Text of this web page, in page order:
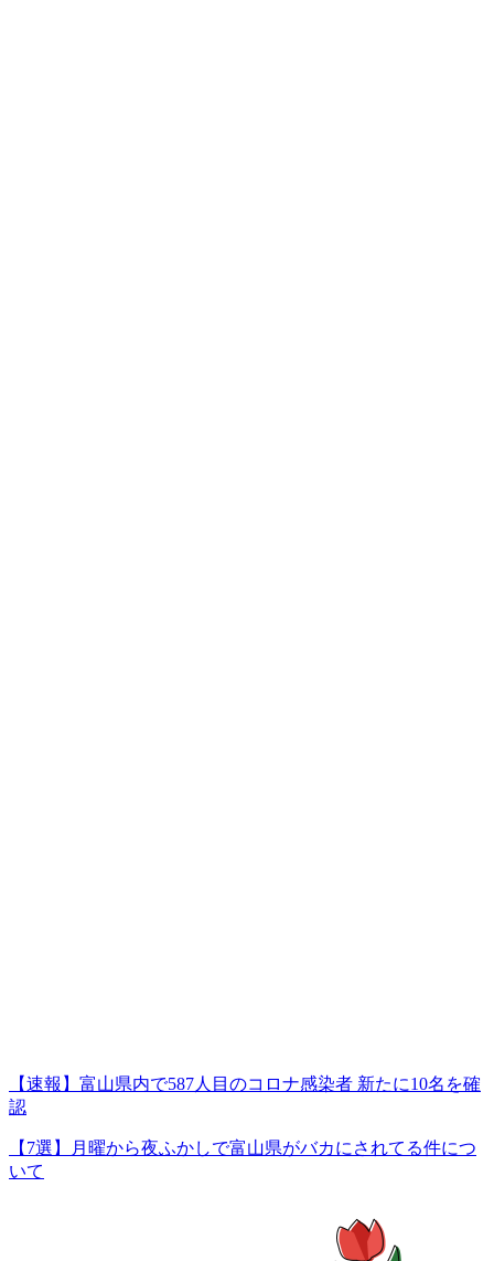
【速報】富山県内で587人目のコロナ感染者 新たに10名を確
認
【7選】月曜から夜ふかしで富山県がバカにされてる件につ
いて